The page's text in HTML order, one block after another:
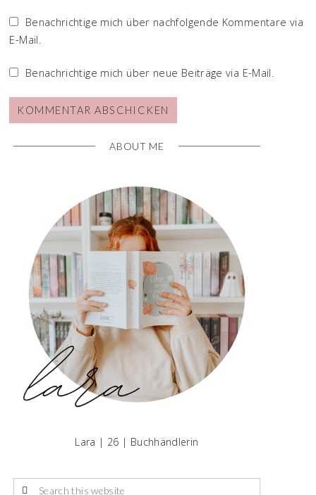
Benachrichtige mich über nachfolgende Kommentare via
E-Mail.
Benachrichtige mich über neue Beiträge via E-Mail.
ABOUT ME
Lara | 26 | Buchhändlerin